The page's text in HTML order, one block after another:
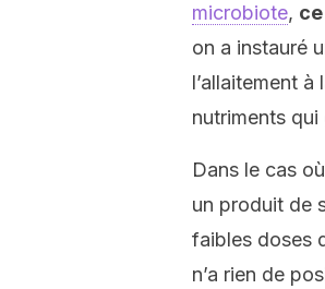
microbiote,
on a instauré
l’allaitement
nutriments
Dans le cas
un produit de
faibles doses
n’a rien de